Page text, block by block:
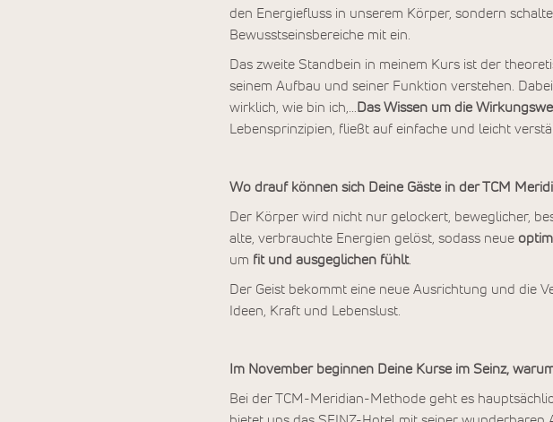
den Energiefluss in unserem Körper, sondern
Bewusstseinsbereiche mit ein.
Das zweite Standbein in meinem Kurs ist der
seinem Aufbau und seiner Funktion verstehen.
wirklich, wie bin ich,… Das Wissen um die
Lebensprinzipien, fließt auf einfache und leicht
Wo drauf können sich Deine Gäste in der TCM
Der Körper wird nicht nur gelockert, beweglicher,
alte, verbrauchte Energien gelöst, sodass neue
um fit und ausgeglichen fühlt.
Der Geist bekommt eine neue Ausrichtung und die
Ideen, Kraft und Lebenslust.
Im November beginnen Deine Kurse im Seinz,
Bei der TCM-Meridian-Methode geht es